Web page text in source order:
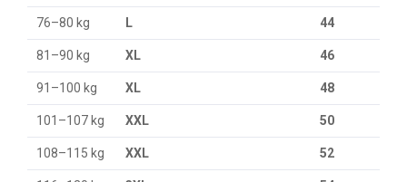
76–80 kg L 44
81–90 kg XL 46
91–100 kg XL 48
101–107 kg XXL 50
108–115 kg XXL 52